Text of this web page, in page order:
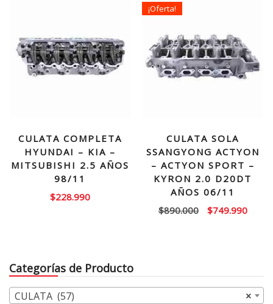
CULATA COMPLETA
HYUNDAI – KIA –
MITSUBISHI 2.5 AÑOS
98/11
$228.990
¡Oferta!
CULATA SOLA
SSANGYONG ACTYON
– ACTYON SPORT –
KYRON 2.0 D20DT
AÑOS 06/11
$890.000
El
$749.990El
Categorías de Producto
×
CULATA (57)